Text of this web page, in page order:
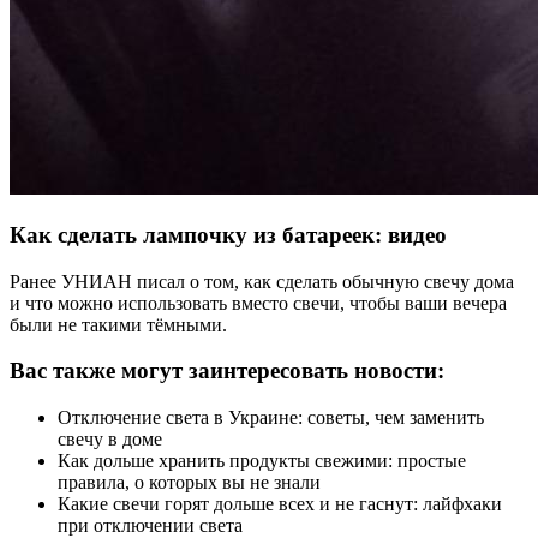
Как сделать лампочку из батареек: видео
Ранее УНИАН писал о том, как сделать обычную свечу дома
и что можно использовать вместо свечи, чтобы ваши вечера
были не такими тёмными.
Вас также могут заинтересовать новости:
Отключение света в Украине: советы, чем заменить
свечу в доме
Как дольше хранить продукты свежими: простые
правила, о которых вы не знали
Какие свечи горят дольше всех и не гаснут: лайфхаки
при отключении света